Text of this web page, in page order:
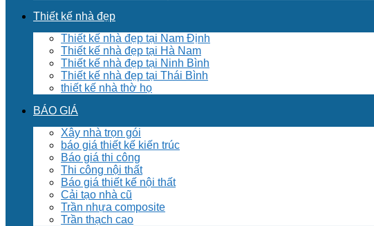
Thiết kế nhà đẹp
Thiết kế nhà đẹp tại Nam Định
Thiết kế nhà đẹp tại Hà Nam
Thiết kế nhà đẹp tại Ninh Bình
Thiết kế nhà đẹp tại Thái Bình
thiết kế nhà thờ họ
BÁO GIÁ
Xây nhà trọn gói
báo giá thiết kế kiến trúc
Báo giá thi công
Thi công nội thất
Báo giá thiết kế nội thất
Cải tạo nhà cũ
Trần nhựa composite
Trần thạch cao